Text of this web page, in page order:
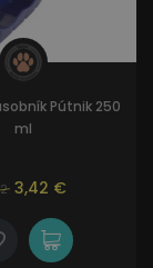
Pútnik 250
ml
3,42 €